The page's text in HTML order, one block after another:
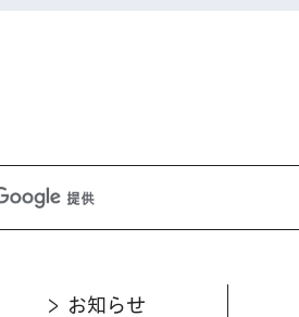
お知らせ